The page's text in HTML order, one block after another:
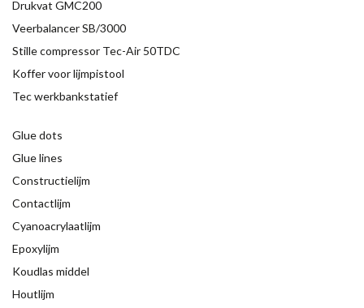
Drukvat GMC200
Veerbalancer SB/3000
Stille compressor Tec-Air 50TDC
Koffer voor lijmpistool
Tec werkbankstatief
Glue dots
Glue lines
Constructielijm
Contactlijm
Cyanoacrylaatlijm
Epoxylijm
Koudlas middel
Houtlijm